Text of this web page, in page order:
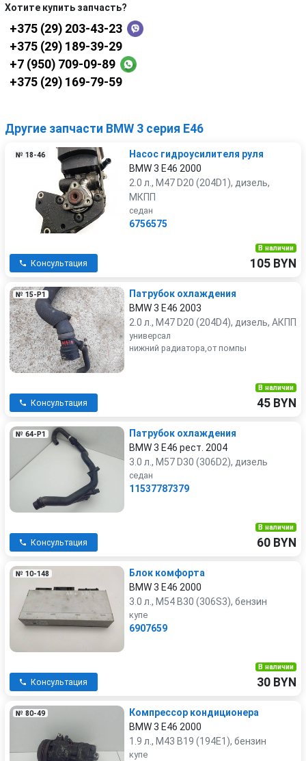
Хотите купить запчасть?
+375 (29) 203-43-23
+375 (29) 189-39-29
+7 (950) 709-09-89
+375 (29) 169-79-59
Другие запчасти BMW 3 серия E46
№ 18-46
Насос гидроусилителя руля
BMW 3 E46 2000
2.0 л., M47 D20 (204D1), дизель,
МКПП
седан
6756575
Консультация
В наличии
105 BYN
№ 15-P1
Патрубок охлаждения
BMW 3 E46 2003
2.0 л., M47 D20 (204D4), дизель, АКПП
универсал
нижний радиатора,от помпы
Консультация
В наличии
45 BYN
№ 64-P1
Патрубок охлаждения
BMW 3 E46 рест. 2004
3.0 л., M57 D30 (306D2), дизель
седан
11537787379
Консультация
В наличии
60 BYN
№ 10-148
Блок комфорта
BMW 3 E46 2000
3.0 л., M54 B30 (306S3), бензин
купе
6907659
Консультация
В наличии
30 BYN
№ 80-49
Компрессор кондиционера
BMW 3 E46 2000
1.9 л., M43 B19 (194E1), бензин
купе